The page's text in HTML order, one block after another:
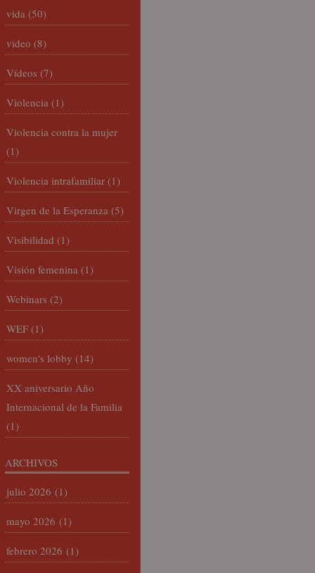
vida (50)
video (8)
Vídeos (7)
Violencia (1)
Violencia contra la mujer
(1)
Violencia intrafamiliar (1)
Virgen de la Esperanza (5)
Visibilidad (1)
Visión femenina (1)
Webinars (2)
WEF (1)
women's lobby (14)
XX aniversario Año
Internacional de la Familia
(1)
ARCHIVOS
julio 2026 (1)
mayo 2026 (1)
febrero 2026 (1)